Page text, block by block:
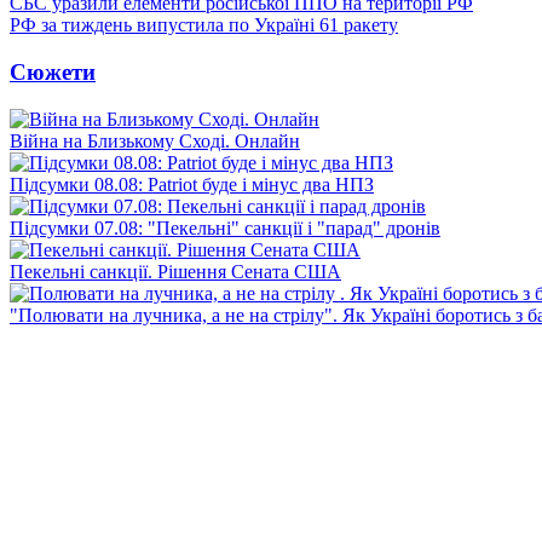
РФ за тиждень випустила по Україні 61 ракету
Сюжети
Війна на Близькому Сході. Онлайн
Підсумки 08.08: Patriot буде і мінус два НПЗ
Підсумки 07.08: "Пекельні" санкції і "парад" дронів
Пекельні санкції. Рішення Сената США
"Полювати на лучника, а не на стрілу". Як Україні боротись з